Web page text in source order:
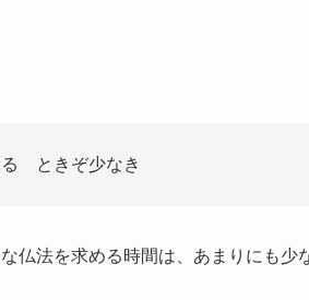
ときぞ少なき
仏法を求める時間は、あまりにも少